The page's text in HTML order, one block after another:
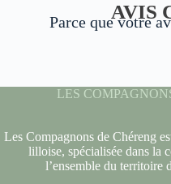
AVIS
Parce que votre
LES
Les Compagnons de Chéreng
lilloise, spécialisée dans la
l’ensemble du territoire